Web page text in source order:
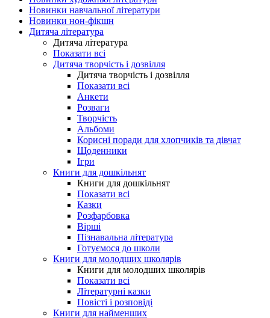
Новинки навчальної літератури
Новинки нон-фікшн
Дитяча література
Дитяча література
Показати всі
Дитяча творчість і дозвілля
Дитяча творчість і дозвілля
Показати всі
Анкети
Розваги
Творчість
Альбоми
Корисні поради для хлопчиків та дівчат
Щоденники
Ігри
Книги для дошкільнят
Книги для дошкільнят
Показати всі
Казки
Розфарбовка
Вірші
Пізнавальна література
Готуємося до школи
Книги для молодших школярів
Книги для молодших школярів
Показати всі
Літературні казки
Повісті і розповіді
Книги для найменших